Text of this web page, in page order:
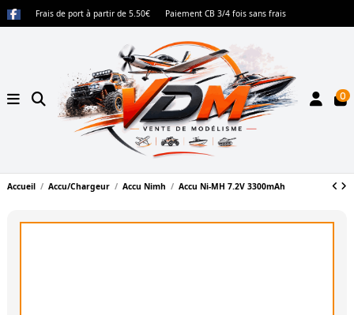
Frais de port à partir de 5.50€ Paiement CB 3/4 fois sans frais
0
Accueil Accu/Chargeur Accu Nimh Accu Ni-MH 7.2V 3300mAh